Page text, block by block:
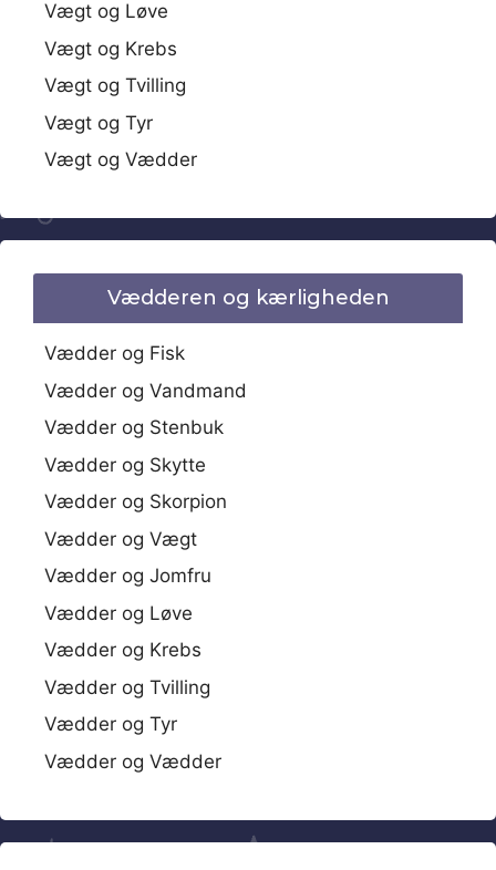
Vægt og Løve
Vægt og Krebs
Vægt og Tvilling
Vægt og Tyr
Vægt og Vædder
Vædderen og kærligheden
Vædder og Fisk
Vædder og Vandmand
Vædder og Stenbuk
Vædder og Skytte
Vædder og Skorpion
Vædder og Vægt
Vædder og Jomfru
Vædder og Løve
Vædder og Krebs
Vædder og Tvilling
Vædder og Tyr
Vædder og Vædder